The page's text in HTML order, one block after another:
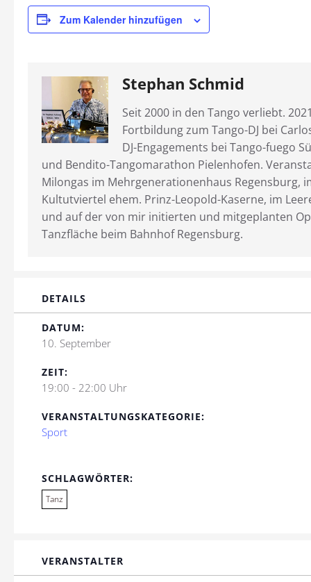
Zum Kalender hinzufügen
Stephan Schmid
Seit 2000 in den Tango verliebt.
Fortbildung zum Tango-DJ bei
DJ-Engagements bei Tango-fuego
und Bendito-Tangomarathon Pielenhofen.
Milongas im Mehrgenerationenhaus Regensburg,
Kultutviertel ehem. Prinz-Leopold-Kaserne, im
und auf der von mir initierten und mitgeplanten
Tanzfläche beim Bahnhof Regensburg.
DETAILS
DATUM:
10. September
ZEIT:
19:00 - 22:00 Uhr
VERANSTALTUNGSKATEGORIE:
Sport
SCHLAGWÖRTER:
Tanz
VERANSTALTER